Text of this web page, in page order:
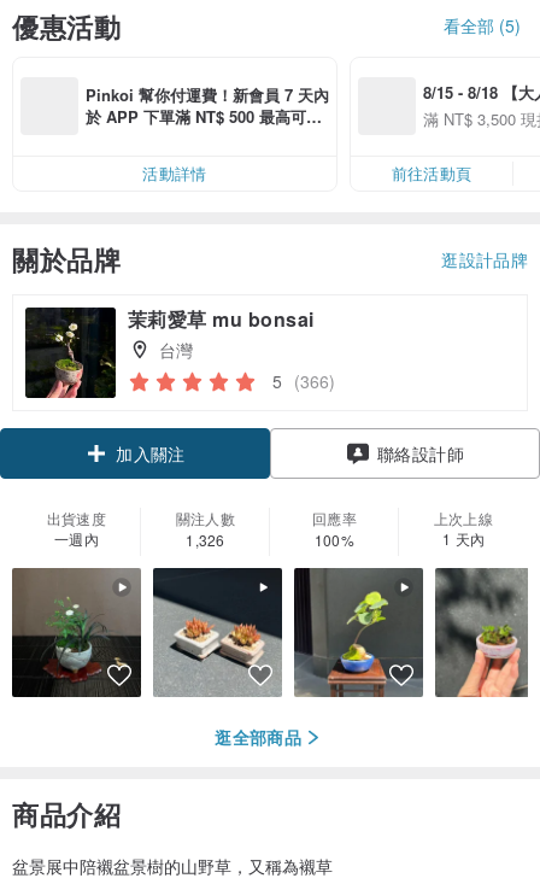
優惠活動 看全部 (5)
Pinkoi 幫你付運費！新會員 7 天內
於 APP 下單滿 NT$ 500 最高可折
活動詳情
8/15 - 8/18 【大
季】滿
滿 NT$ 3,500
前往活動頁
關於品牌 逛設計品牌
茉莉愛草 mu bonsai
台灣
5 (366)
加入關注 聯絡設計師
出貨速度
一週內
關注人數
1,326
回應率
100%
上次上線
1 天內
逛全部商品
商品介紹
盆景展中陪襯盆景樹的山野草，又稱為襯草